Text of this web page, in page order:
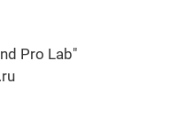
Pro Lab"